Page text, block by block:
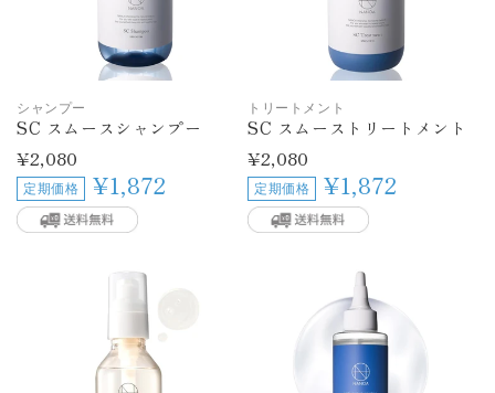
シャンプー
SC スムースシャンプー
通
常
価
格
¥2,080
定期価格 ¥1,872
トリートメント
SC スムーストリートメント
通
常
価
格
¥2,080
定期価格 ¥1,872